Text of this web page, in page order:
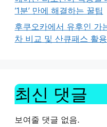
‘1분’ 만에 해결하는 꿀팁
후쿠오카에서 유후인 가
차 비교 및 산큐패스 활
최신 댓글
보여줄 댓글 없음.